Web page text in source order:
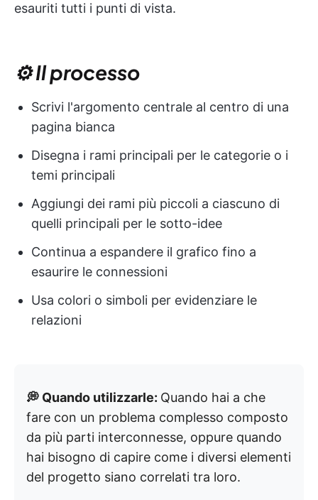
esauriti tutti i punti di vista.
⚙️ Il processo
Scrivi l'argomento centrale al centro di una
pagina bianca
Disegna i rami principali per le categorie o i
temi principali
Aggiungi dei rami più piccoli a ciascuno di
quelli principali per le sotto-idee
Continua a espandere il grafico fino a
esaurire le connessioni
Usa colori o simboli per evidenziare le
relazioni
💭 Quando utilizzarle: Quando hai a che
fare con un problema complesso composto
da più parti interconnesse, oppure quando
hai bisogno di capire come i diversi elementi
del progetto siano correlati tra loro.